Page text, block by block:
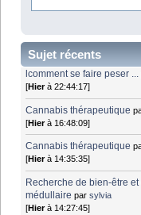
Sujet récents
lcomment se faire peser ...
[Hierà 22:44:17]
Cannabis thérapeutique
[Hierà 16:48:09]
Cannabis thérapeutique
[Hierà 14:35:35]
Recherche de bien-être
médullaire parsylvia
[Hierà 14:27:45]